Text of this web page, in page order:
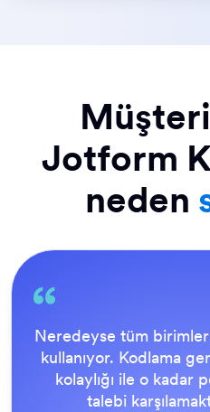
Jotform
neden
Neredeyse tüm
kullanıyor. Kodlama
kolaylığı ile o kadar
talebi